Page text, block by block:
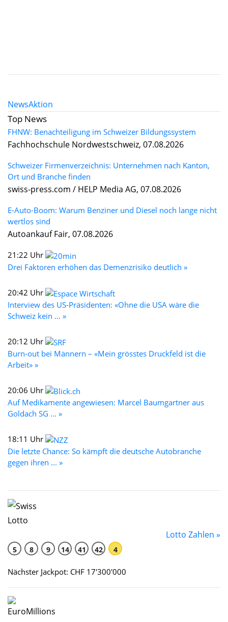
NewsAktion
Top News
FHNW: Benachteiligung im Schweizer Bildungssystem
Fachhochschule Nordwestschweiz, 07.08.2026
Schweizer Firmenverzeichnis: Unternehmen nach Kanton,
Ort und Branche finden
swiss-press.com / HELP Media AG, 07.08.2026
E-Auto-Boom: Warum Benziner und Diesel noch lange nicht
wertlos sind
Autoankauf Fair, 07.08.2026
21:22 Uhr
Drei Faktoren erhöhen das Demenzrisiko deutlich »
20:42 Uhr
Interview des US-Präsidenten: «Ohne die USA wäre die
Schweiz kein ... »
20:12 Uhr
Burn-out bei Männern – «Mein grösstes Druckfeld ist die
Arbeit» »
20:06 Uhr
Auf Medikamente angewiesen: Marcel Baumgartner aus
Goldach SG ... »
18:11 Uhr
Die letzte Chance: So kämpft die deutsche Autobranche
gegen ihren ... »
Lotto Zahlen »
5 8 9 14 41 42 4
Nächster Jackpot: CHF 17'300'000